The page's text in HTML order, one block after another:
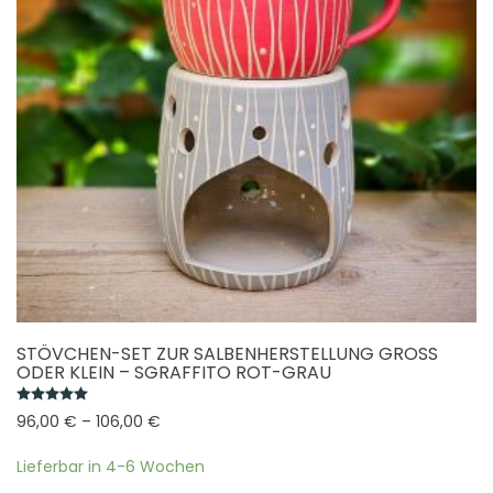
auf
der
Produktseite
gewählt
werden
STÖVCHEN-SET ZUR SALBENHERSTELLUNG GROSS O
DER KLEIN – SGRAFFITO ROT-GRAU
96,00 € – 106,00 €
Lieferbar in 4-6 Wochen